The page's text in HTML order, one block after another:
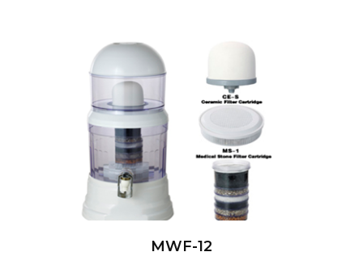
МWF-12